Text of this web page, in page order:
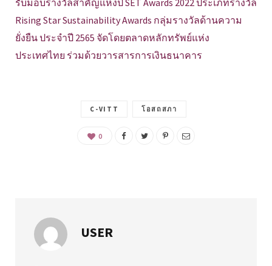
Rising Star Sustainability Awards กลุ่มรางวัลด้านความ
ยั่งยืน ประจำปี 2565 จัดโดยตลาดหลักทรัพย์แห่ง
ประเทศไทย ร่วมด้วยวารสารการเงินธนาคาร
C-VITT โอสถสภา
0
USER